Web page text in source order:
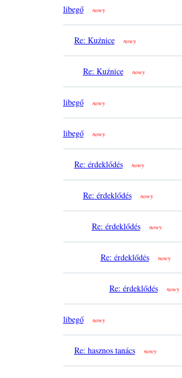
libegő nowy
Re: Kuźnice nowy
Re: Kuźnice nowy
libegő nowy
libegő nowy
Re: érdeklődés nowy
Re: érdeklődés nowy
Re: érdeklődés nowy
Re: érdeklődés nowy
Re: érdeklődés nowy
libegő nowy
Re: hasznos tanács nowy